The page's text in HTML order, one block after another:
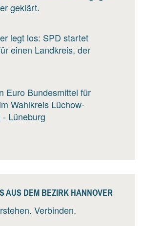
geklärt.
legt los: SPD startet
einen Landkreis, der
Euro Bundesmittel für
Wahlkreis Lüchow-
Lüneburg
AUS DEM BEZIRK HANNOVER
Verbinden.